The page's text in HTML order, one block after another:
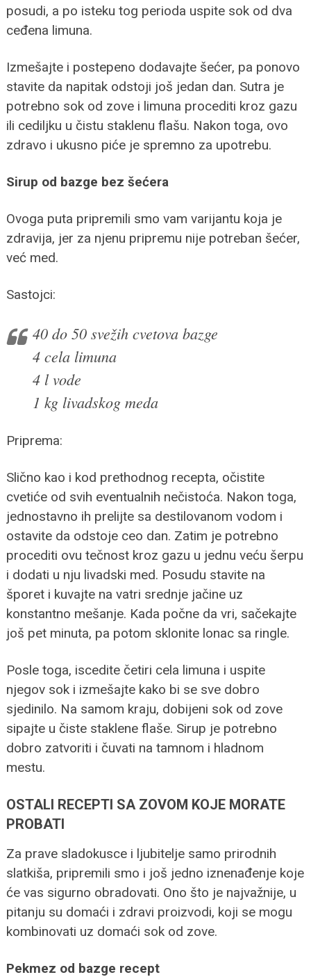
posudi, a po isteku tog perioda uspite sok od dva
ceđena limuna.
Izmešajte i postepeno dodavajte šećer, pa ponovo
stavite da napitak odstoji još jedan dan. Sutra je
potrebno sok od zove i limuna procediti kroz gazu
ili cediljku u čistu staklenu flašu. Nakon toga, ovo
zdravo i ukusno piće je spremno za upotrebu.
Sirup od bazge bez šećera
Ovoga puta pripremili smo vam varijantu koja je
zdravija, jer za njenu pripremu nije potreban šećer,
već med.
Sastojci:
40 do 50 svežih cvetova bazge
4 cela limuna
4 l vode
1 kg livadskog meda
Priprema:
Slično kao i kod prethodnog recepta, očistite
cvetiće od svih eventualnih nečistoća. Nakon toga,
jednostavno ih prelijte sa destilovanom vodom i
ostavite da odstoje ceo dan. Zatim je potrebno
procediti ovu tečnost kroz gazu u jednu veću šerpu
i dodati u nju livadski med. Posudu stavite na
šporet i kuvajte na vatri srednje jačine uz
konstantno mešanje. Kada počne da vri, sačekajte
još pet minuta, pa potom sklonite lonac sa ringle.
Posle toga, iscedite četiri cela limuna i uspite
njegov sok i izmešajte kako bi se sve dobro
sjedinilo. Na samom kraju, dobijeni sok od zove
sipajte u čiste staklene flaše. Sirup je potrebno
dobro zatvoriti i čuvati na tamnom i hladnom
mestu.
OSTALI RECEPTI SA ZOVOM KOJE MORATE
PROBATI
Za prave sladokusce i ljubitelje samo prirodnih
slatkiša, pripremili smo i još jedno iznenađenje koje
će vas sigurno obradovati. Ono što je najvažnije, u
pitanju su domaći i zdravi proizvodi, koji se mogu
kombinovati uz domaći sok od zove.
Pekmez od bazge recept